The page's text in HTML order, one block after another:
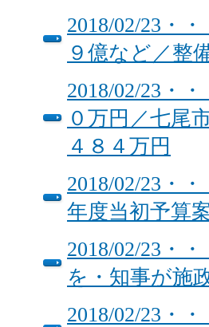
2018/02/23・
９億など／整
2018/02/23・
０万円／七尾
４８４万円
2018/02/23・
年度当初予算
2018/02/23・
を・知事が施
2018/02/23・